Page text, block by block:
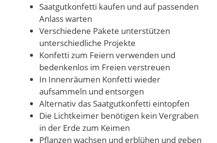
Saatgutkonfetti kaufen und auf passenden
Anlass warten
Verschiedene Pakete unterstützen
unterschiedliche Projekte
Konfetti zum Feiern verwenden und
bedenkenlos im Freien verstreuen
In Innenräumen Konfetti wieder
aufsammeln und entsorgen
Alternativ das Saatgutkonfetti eintopfen
Die Lichtkeimer benötigen kein Vergraben
in der Erde zum Keimen
Pflanzen wachsen und erblühen und geben